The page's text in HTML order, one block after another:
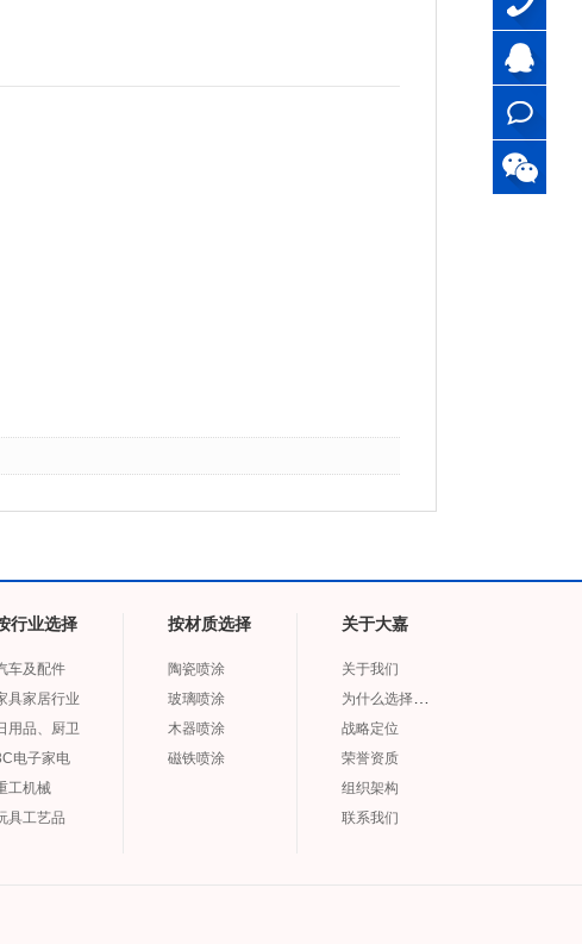
行业选择
车及配件
具家居行业
用品、厨卫
电子家电
工机械
具工艺品
按材质选择
陶瓷喷涂
玻璃喷涂
木器喷涂
磁铁喷涂
关于大嘉
关于我们
战略定位
荣誉资质
组织架构
联系我们
刘生
QQ
客服
在线